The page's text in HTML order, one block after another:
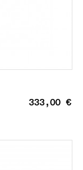
333,00 €